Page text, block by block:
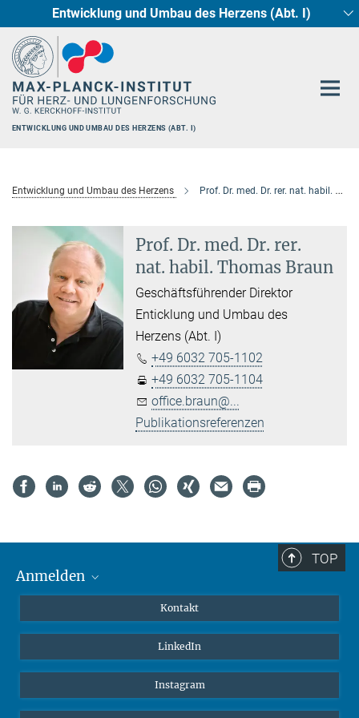
HauptinhaltEntwicklung und Umbau des Herzens (Abt. I)
Pharmakologie (Abt. II)
Genetik der Entwicklung (Abt. III)
Cellular Resilience
Circadiane Rhythmik des Herzstoffwechsels
Neurokardiale Achse
Epigenetics
ENTWICKLUNG UND UMBAU DES HERZENS (ABT. I)
Entwicklung und Umbau des Herzens Prof. Dr. med. Dr. rer. nat. habil. Thomas Braun
Prof. Dr. med. Dr. rer.
nat. habil. Thomas Braun
Geschäftsführender Direktor
Enticklung und Umbau des
Herzens (Abt. I)
+49 6032 705-1102
+49 6032 705-1104
office.braun@...
Publikationsreferenzen
TOP
Anmelden
Webmail
Intranet
Kontakt
LinkedIn
Instagram